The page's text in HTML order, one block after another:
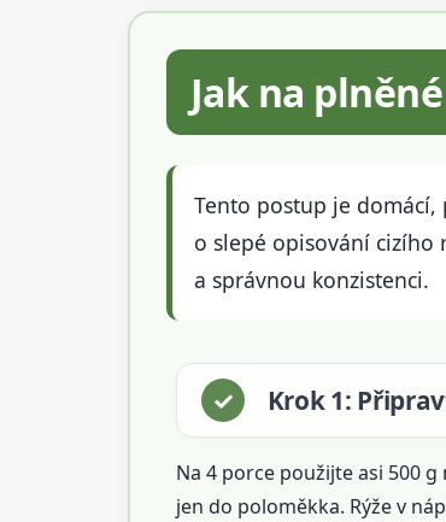
Jak na
Tento postup je
o slepé opisování
a správnou konzistenci.
Krok 1:
Na 4 porce použijte asi 500
jen do poloměkka. Rýže v